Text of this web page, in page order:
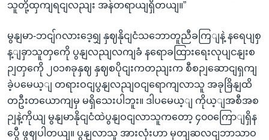
သူတို့ထှကျရငျလညျး အန်တရာယျရှိတယျ။”
မွနျမာ-ဘငျ်ဂလားဒေ့ရျှ နှဈနိုငျငံသဘောတူညီခကြျနဲ့ နရေပျစှ
န့ျခှာသူတှကေို ပွနျလညျလကျခံ နရောခထြားရေးလုပျငနျးစ
ဉျတှကေို ၂၀၁၈ခုနှဈ နှဈစပိုငျးကတညျးက စီစဉျဆောငျရှကျ
ခဲ့ပမေယ့ျ တရားဝငျပွနျလညျဝငျရောကျလာသူ အခုခြိနျထိ
တဦးတယောကျမှ မရှိသေးပါဘူး။ ဒါပမေယ့ျ ကိုယ့ျအစီအစ
ဉျနဲ့ကိုယျ မွနျမာနိုငျငံထဲပွနျဝငျလာသူကတော့ ၄၀၀ကြောျရှိန
ပွေီ ဖွဈပါတယျ။ ပွနျလာသူ အားလုံးဟာ မှတျဆလငျဘာသာဝ